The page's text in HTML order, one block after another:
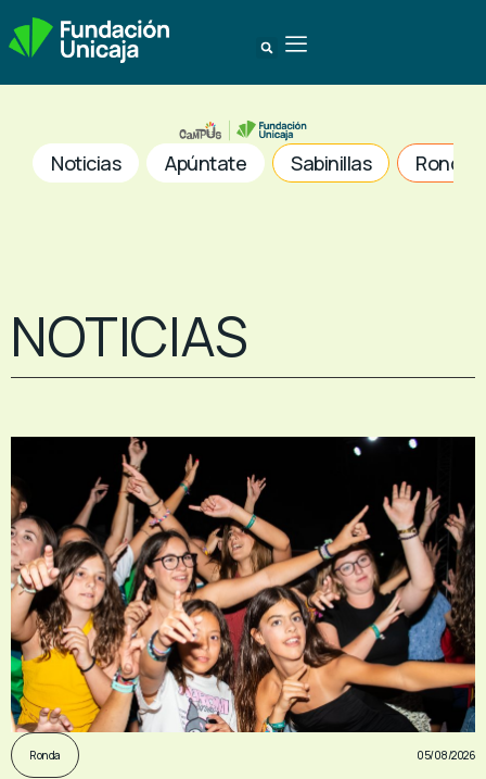
Noticias Apúntate Sabinillas Ronda
NOTICIAS
Ronda 05/08/2026